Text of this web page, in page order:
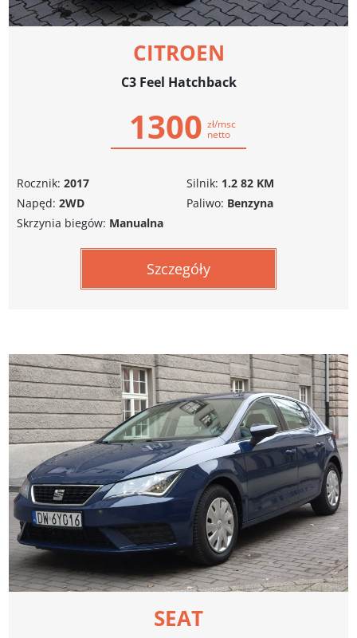
CITROEN
C3 Feel Hatchback
1300 zł/msc
netto
Rocznik: 2017
Napęd: 2WD
Silnik: 1.2 82 KM
Paliwo: Benzyna
Skrzynia biegów: Manualna
Szczegóły
SEAT